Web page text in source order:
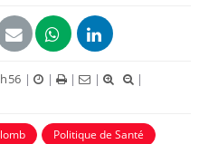
| | | |
|
Politique de Santé